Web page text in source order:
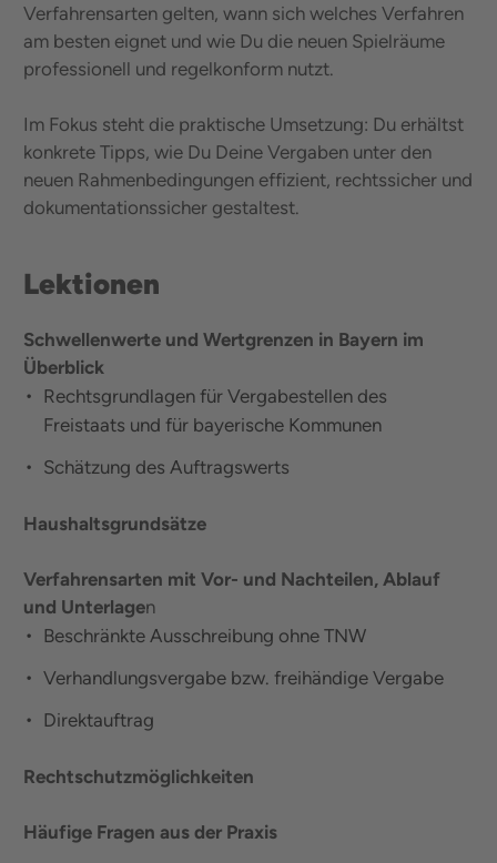
Verfahrensarten gelten, wann sich welches Verfahren
am besten eignet und wie Du die neuen Spielräume
professionell und regelkonform nutzt.
Im Fokus steht die praktische Umsetzung: Du erhältst
konkrete Tipps, wie Du Deine Vergaben unter den
neuen Rahmenbedingungen effizient, rechtssicher und
dokumentationssicher gestaltest.
Lektionen
Schwellenwerte und Wertgrenzen in Bayern im
Überblick
Rechtsgrundlagen für Vergabestellen des
Freistaats und für bayerische Kommunen
Schätzung des Auftragswerts
Haushaltsgrundsätze
Verfahrensarten mit Vor- und Nachteilen, Ablauf
und Unterlagen
Beschränkte Ausschreibung ohne TNW
Verhandlungsvergabe bzw. freihändige Vergabe
Direktauftrag
Rechtschutzmöglichkeiten
Häufige Fragen aus der Praxis